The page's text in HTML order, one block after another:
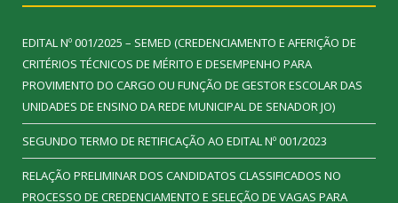
EDITAL Nº 001/2025 – SEMED (CREDENCIAMENTO E AFERIÇÃO DE
CRITÉRIOS TÉCNICOS DE MÉRITO E DESEMPENHO PARA
PROVIMENTO DO CARGO OU FUNÇÃO DE GESTOR ESCOLAR DAS
UNIDADES DE ENSINO DA REDE MUNICIPAL DE SENADOR JO)
SEGUNDO TERMO DE RETIFICAÇÃO AO EDITAL Nº 001/2023
RELAÇÃO PRELIMINAR DOS CANDIDATOS CLASSIFICADOS NO
PROCESSO DE CREDENCIAMENTO E SELEÇÃO DE VAGAS PARA